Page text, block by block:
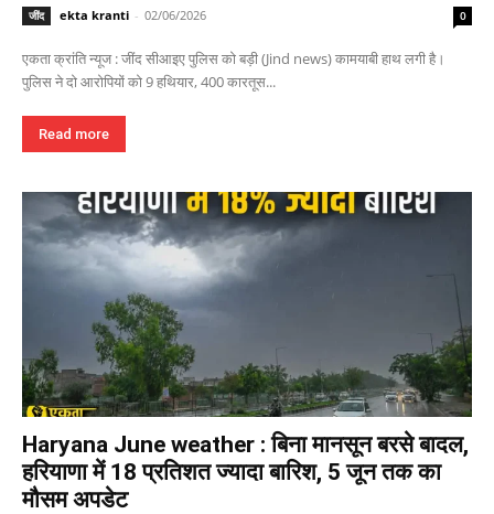
जींद ekta kranti - 02/06/2026 0
एकता क्रांति न्यूज : जींद सीआइए पुलिस को बड़ी (Jind news) कामयाबी हाथ लगी है।
पुलिस ने दो आरोपियों को 9 हथियार, 400 कारतूस...
Read more
Haryana June weather : बिना मानसून बरसे बादल,
हरियाणा में 18 प्रतिशत ज्यादा बारिश, 5 जून तक का
मौसम अपडेट